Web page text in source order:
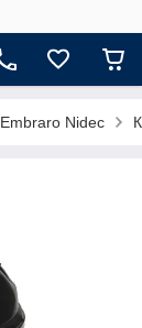
Embraro Nidec